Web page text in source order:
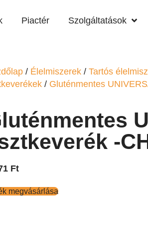
Piactér Szolgáltatások
/ Élelmiszerek / Tartós
/ Gluténmentes
-
Ft
megvásárlása